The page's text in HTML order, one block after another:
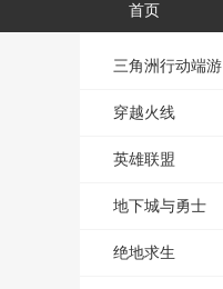
首页
三角洲行动端游
穿越火线
英雄联盟
地下城与勇士
绝地求生